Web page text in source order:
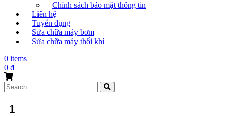
Chính sách bảo mật thông tin
Liên hệ
Tuyển dụng
Sửa chữa máy bơm
Sửa chữa máy thổi khí
0 items
0 ₫
Search
for:
1